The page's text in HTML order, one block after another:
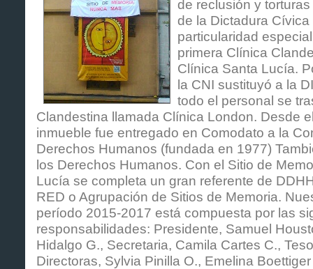
de reclusión y
de la Dictadura Cívica
particularidad
primera Clínica
Clínica Santa Lucía.
la CNI sustituyó a la
todo el personal se
Clandestina llamada Clínica London. Desde
inmueble fue entregado en Comodato a la
Derechos Humanos (fundada en 1977)
los Derechos Humanos. Con el Sitio de
Lucía se completa un gran referente de
RED o Agrupación de Sitios de Memoria.
período 2015-2017 está compuesta por las
responsabilidades: Presidente, Samuel
Hidalgo G., Secretaria, Camila Cartes C.,
Directoras, Sylvia Pinilla O., Emelina